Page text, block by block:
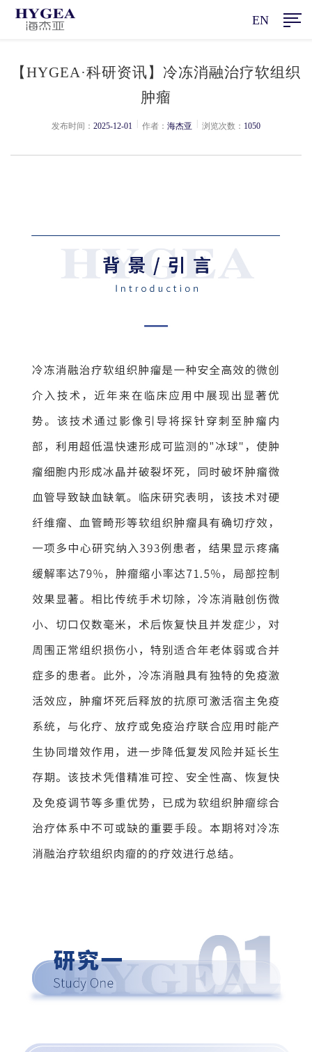
EN
【HYGEA·科研资讯】冷冻消融治疗软组织
肿瘤
发布时间： 2025-12-01 作者： 海杰亚 浏览次数： 1050